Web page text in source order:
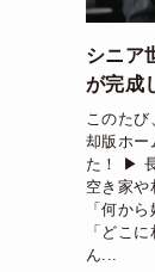
シニア
が完成
このた
却版ホー
た！ ▶︎
空き家や
「何か
「どこ
ん...